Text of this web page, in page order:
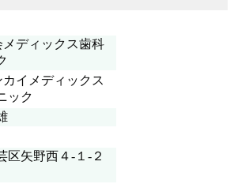
メディックス歯科
イメディックス
ック
区矢野西４-１-２